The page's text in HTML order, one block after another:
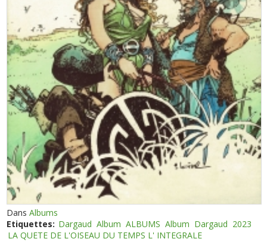
DansAlbums
Etiquettes: Dargaud Album ALBUMS Album Dargaud 2023
LA QUETE DE L'OISEAU DU TEMPS L' INTEGRALE